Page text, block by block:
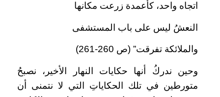
اتجاه واحد، كأعمدة زرعت مكانها
النعشُ ليس على باب المستشفى
والملائكة تفرقت” (ص 260-261)
وحين ندركُ أنها حكايات النهار الأخير، نصبحُ
متورطين في تلك الحكاياتِ التي لا نتمنى أن